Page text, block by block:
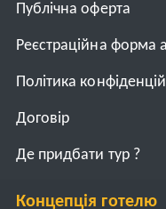
Публічна оферта
Реєстраційна форма
Політика
Договiр
Де придбати тур ?
Концепція готелю